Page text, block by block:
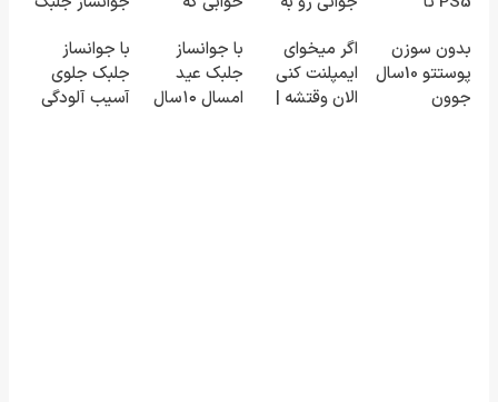
کوین 🔥
تخفیف)
آموزش رایگان
تاامشب)
بدون سوزن
پوستتو 10سال
جوون
اگر میخوای
ایمپلنت کنی
الان وقتشه |
با جوانساز
جلبک عید
امسال ۱۰سال
با جوانساز
جلبک جلوی
آسیب آلودگی